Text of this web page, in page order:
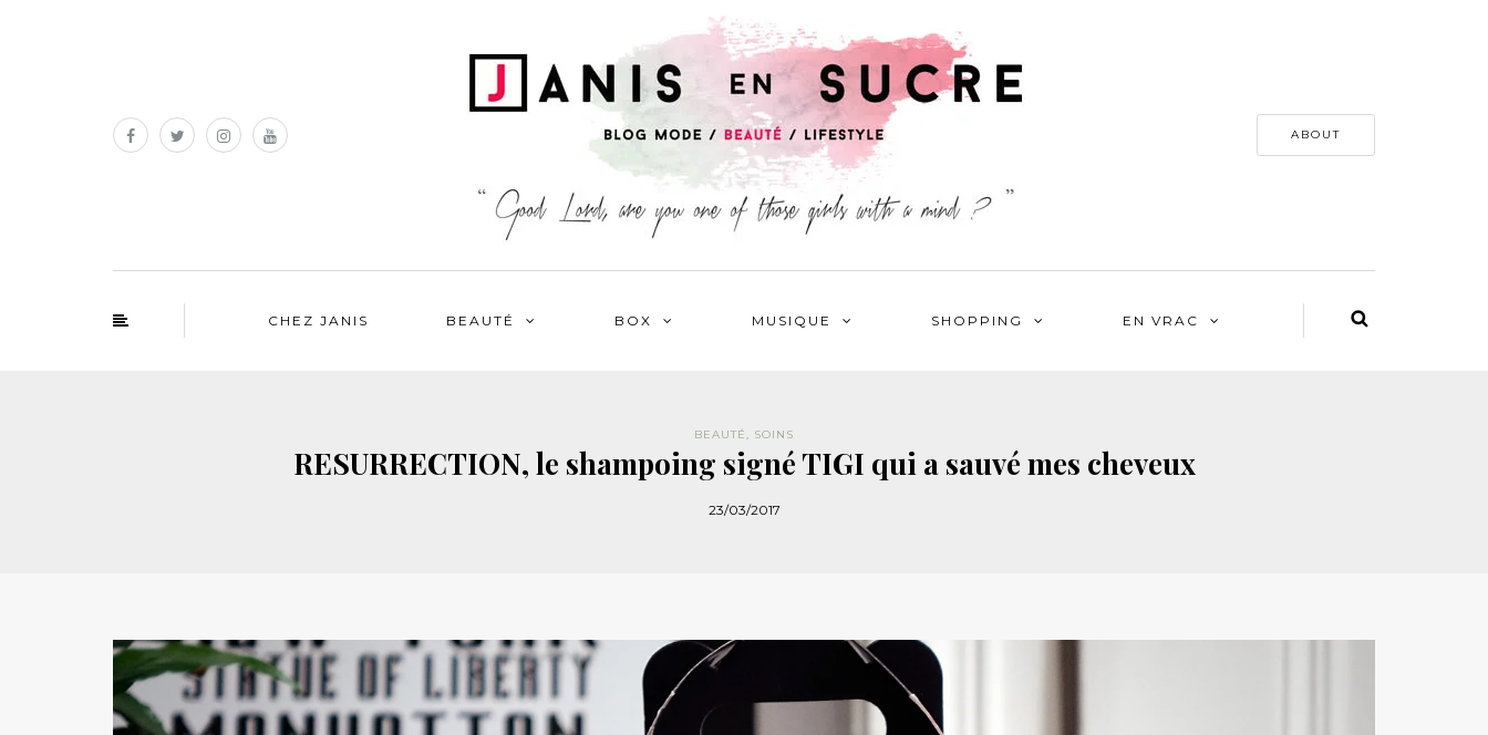
ABOUT
CHEZ JANIS BEAUTÉ BOX MUSIQUE SHOPPING EN VRAC
BEAUTÉ, SOINS
RESURRECTION, le shampoing signé TIGI qui a sauvé mes cheveux
23/03/2017